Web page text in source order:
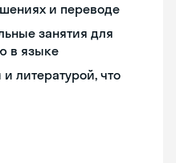
и переводе
занятия для
в языке
литературой, что